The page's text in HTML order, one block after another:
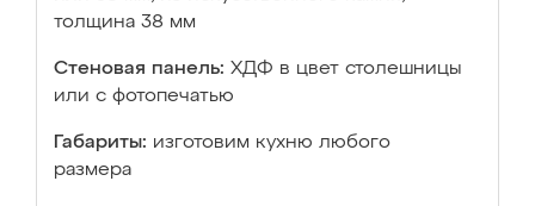
толщина 38 мм
Стеновая панель: ХДФ в цвет столешницы
или с фотопечатью
Габариты: изготовим кухню любого
размера